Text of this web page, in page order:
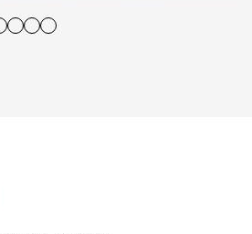
mit Leertaste oder Tabulator-